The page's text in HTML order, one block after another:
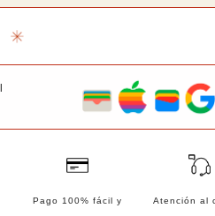
Pago 100% fácil y Atención al